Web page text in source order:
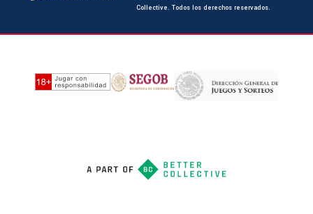
Collective. Todos los derechos reservados.